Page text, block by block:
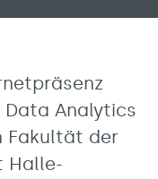
Data Analytics
Fakultät der
Halle-